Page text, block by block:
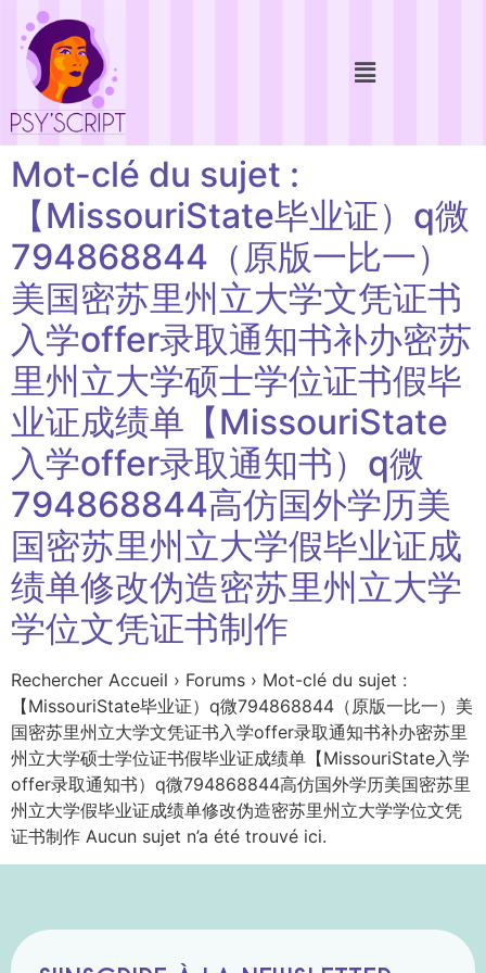
Mot-clé du sujet :
【MissouriState毕业证）q微
794868844（原版一比一）
美国密苏里州立大学文凭证书
入学offer录取通知书补办密苏
里州立大学硕士学位证书假毕
业证成绩单【MissouriState
入学offer录取通知书）q微
794868844高仿国外学历美
国密苏里州立大学假毕业证成
绩单修改伪造密苏里州立大学
学位文凭证书制作
Rechercher Accueil › Forums › Mot-clé du sujet :
【MissouriState毕业证）q微794868844（原版一比一）美
国密苏里州立大学文凭证书入学offer录取通知书补办密苏里
州立大学硕士学位证书假毕业证成绩单【MissouriState入学
offer录取通知书）q微794868844高仿国外学历美国密苏里
州立大学假毕业证成绩单修改伪造密苏里州立大学学位文凭
证书制作 Aucun sujet n’a été trouvé ici.